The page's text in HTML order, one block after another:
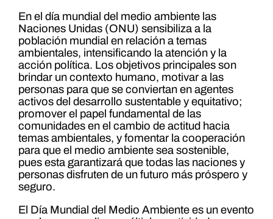
En el día mundial del medio ambiente las
Naciones Unidas (ONU) sensibiliza a la
población mundial en relación a temas
ambientales, intensificando la atención y la
acción política. Los objetivos principales son
brindar un contexto humano, motivar a las
personas para que se conviertan en agentes
activos del desarrollo sustentable y equitativo;
promover el papel fundamental de las
comunidades en el cambio de actitud hacia
temas ambientales, y fomentar la cooperación
para que el medio ambiente sea sostenible,
pues esta garantizará que todas las naciones y
personas disfruten de un futuro más próspero y
seguro.
El Día Mundial del Medio Ambiente es un evento